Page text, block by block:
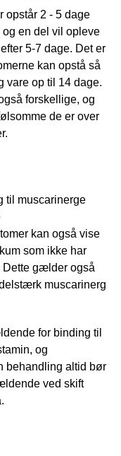
opstår 2 - 5 dage
en del vil opleve
5-7 dage. Det er
kan opstå så
vare op til 14 dage.
forskellige, og
de er over
til muscarinerge
kan også vise
som ikke har
Dette gælder også
muscarinerg
for binding til
og
behandling altid bør
ved skift